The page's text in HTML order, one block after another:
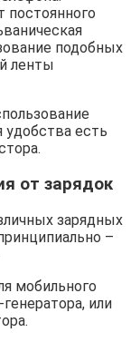
постоянного
подобных
ленты
удобства есть
от зарядок
зарядных
–
мобильного
или